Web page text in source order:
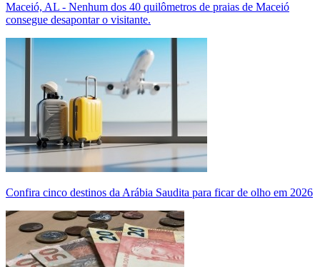
Maceió, AL - Nenhum dos 40 quilômetros de praias de Maceió
consegue desapontar o visitante.
Confira cinco destinos da Arábia Saudita para ficar de olho em 2026